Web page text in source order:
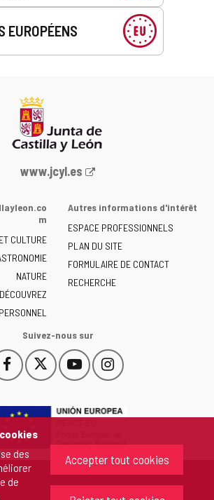
des
de
Accepter tout cookies
EUROPÉENS
Portail
la
de
Castilla
y
León
-
www.jcyl.es
m
CULTURE
NATURE
DÉCOUVREZ
Autres informations d'intérêt
ESPACE PROFESSIONNELS
PLAN DU SITE
FORMULAIRE DE CONTACT
RECHERCHE
Suivez-nous sur
Facebook
Este
enlace
abrirá
una
ventana
nueva.
Este
enlace
abrirá
ventana
nueva.
YouTube
Este
enlace
abrirá
ventana
nueva.
Instagram
Este
enlace
abrirá
ventana
nueva.